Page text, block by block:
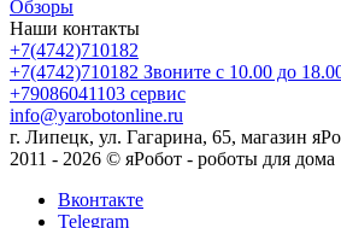
Обзоры
Наши контакты
+7(4742)710182
+7(4742)710182 Звоните с 10.00 до
+79086041103 сервис
info@yarobotonline.ru
г. Липецк, ул. Гагарина, 65, магазин
2011 - 2026 © яРобот - роботы для дома
Вконтакте
Telegram